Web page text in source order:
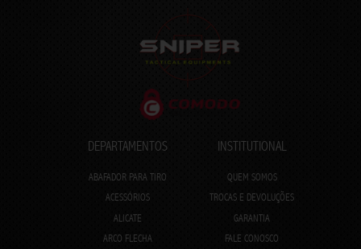
DEPARTAMENTOS
ABAFADOR PARA TIRO
ACESSÓRIOS
ALICATE
ARCO FLECHA
INSTITUTIONAL
QUEM SOMOS
TROCAS E DEVOLUÇÕES
GARANTIA
FALE CONOSCO